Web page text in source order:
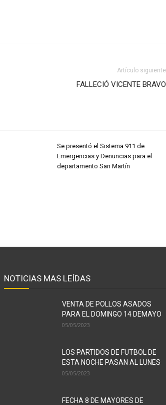
Artículo siguiente
FALLECIÓ VICENTE BRAVO
Se presentó el Sistema 911 de
Emergencias y Denuncias para el
departamento San Martín
NOTICIAS MAS LEÍDAS
VENTA DE POLLOS ASADOS
PARA EL DOMINGO 14 DEMAYO
05/05/2023
LOS PARTIDOS DE FUTBOL DE
ESTA NOCHE PASAN AL LUNES
05/05/2023
FECHA 8 DE MAYORES DE